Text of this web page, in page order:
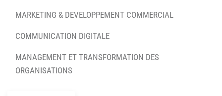
MARKETING & DEVELOPPEMENT COMMERCIAL
COMMUNICATION DIGITALE
MANAGEMENT ET TRANSFORMATION DES
ORGANISATIONS